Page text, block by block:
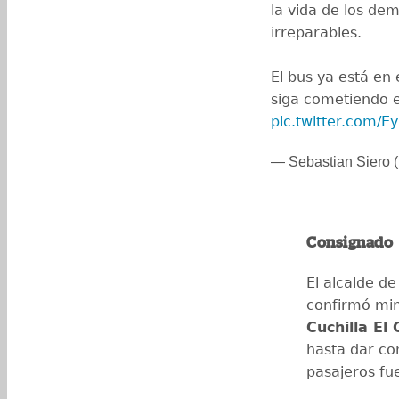
la vida de los
irreparables.
El bus ya está
siga cometiendo
pic.twitter.com/
— Sebastian Siero
Consignado
El alcalde de
confirmó
Cuchilla El
hasta dar
pasajeros